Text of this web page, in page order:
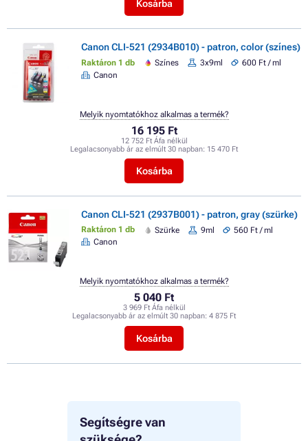
Segítségre van
Kosárba
Canon CLI-521 (2934B010) - patron, color (színes)
Raktáron 1 db Színes 3x9ml
600 Ft / ml
Canon
16 195 Ft
12 752 Ft Áfa nélkül
Legalacsonyabb ár az elmúlt 30 napban: 15 470 Ft
Kosárba
Melyik nyomtatókhoz alkalmas a termék?
Canon CLI-521 (2937B001) - patron, gray (szürke)
Raktáron 1 db Szürke 9ml
560 Ft / ml
Canon
5 040 Ft
3 969 Ft Áfa nélkül
Legalacsonyabb ár az elmúlt 30 napban: 4 875 Ft
Kosárba
Melyik nyomtatókhoz alkalmas a termék?